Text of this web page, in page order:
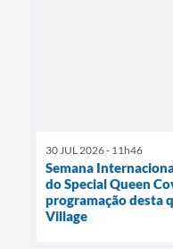
30 JUL 2026 - 11h46
Semana
do Special Queen
programação desta
Village